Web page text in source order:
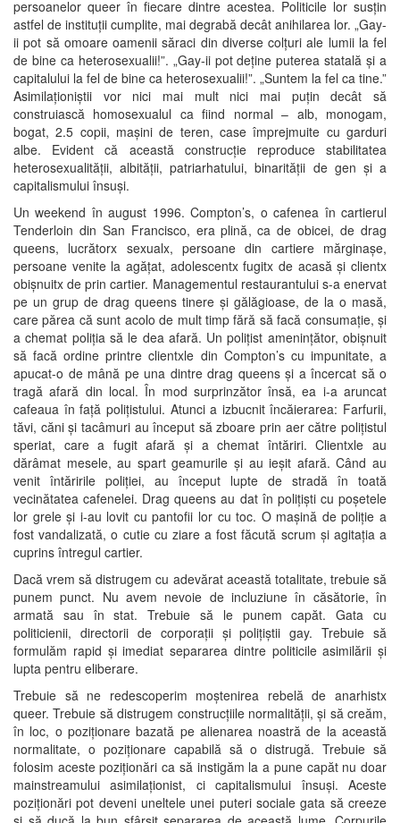
persoanelor queer în fiecare dintre acestea. Politicile lor susțin
astfel de instituții cumplite, mai degrabă decât anihilarea lor. „Gay-
ii pot să omoare oamenii săraci din diverse colțuri ale lumii la fel
de bine ca heterosexualii!”. „Gay-ii pot deține puterea statală și a
capitalului la fel de bine ca heterosexualii!”. „Suntem la fel ca tine.”
Asimilaționiștii vor nici mai mult nici mai puțin decât să
construiască homosexualul ca fiind normal – alb, monogam,
bogat, 2.5 copii, mașini de teren, case împrejmuite cu garduri
albe. Evident că această construcție reproduce stabilitatea
heterosexualității, albității, patriarhatului, binarității de gen și a
capitalismului însuși.
Un weekend în august 1996. Compton’s, o cafenea în cartierul
Tenderloin din San Francisco, era plină, ca de obicei, de drag
queens, lucrătorx sexualx, persoane din cartiere mărginașe,
persoane venite la agățat, adolescentx fugitx de acasă și clientx
obișnuitx de prin cartier. Managementul restaurantului s-a enervat
pe un grup de drag queens tinere și gălăgioase, de la o masă,
care părea că sunt acolo de mult timp fără să facă consumație, și
a chemat poliția să le dea afară. Un polițist amenințător, obișnuit
să facă ordine printre clientxle din Compton’s cu impunitate, a
apucat-o de mână pe una dintre drag queens și a încercat să o
tragă afară din local. În mod surprinzător însă, ea i-a aruncat
cafeaua în față polițistului. Atunci a izbucnit încăierarea: Farfurii,
tăvi, căni și tacâmuri au început să zboare prin aer către polițistul
speriat, care a fugit afară și a chemat întăriri. Clientxle au
dărâmat mesele, au spart geamurile și au ieșit afară. Când au
venit întăririle poliției, au început lupte de stradă în toată
vecinătatea cafenelei. Drag queens au dat în polițiști cu poșetele
lor grele și i-au lovit cu pantofii lor cu toc. O mașină de poliție a
fost vandalizată, o cutie cu ziare a fost făcută scrum și agitația a
cuprins întregul cartier.
Dacă vrem să distrugem cu adevărat această totalitate, trebuie să
punem punct. Nu avem nevoie de incluziune în căsătorie, în
armată sau în stat. Trebuie să le punem capăt. Gata cu
politicienii, directorii de corporații și polițiștii gay. Trebuie să
formulăm rapid și imediat separarea dintre politicile asimilării și
lupta pentru eliberare.
Trebuie să ne redescoperim moștenirea rebelă de anarhistx
queer. Trebuie să distrugem construcțiile normalității, și să creăm,
în loc, o poziționare bazată pe alienarea noastră de la această
normalitate, o poziționare capabilă să o distrugă. Trebuie să
folosim aceste poziționări ca să instigăm la a pune capăt nu doar
mainstreamului asimilaționist, ci capitalismului însuși. Aceste
poziționări pot deveni uneltele unei puteri sociale gata să creeze